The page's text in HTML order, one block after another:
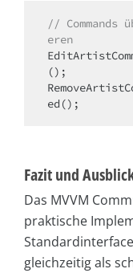
// Commands
eren
();
Fazit und
Das MVVM
praktische
gleichzeitig als